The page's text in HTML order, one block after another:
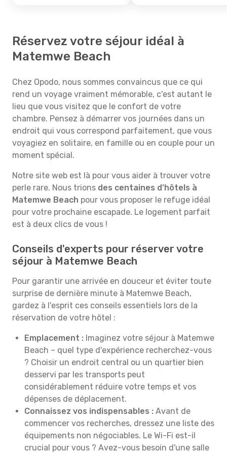
Réservez votre séjour idéal à
Matemwe Beach
Chez Opodo, nous sommes convaincus que ce qui
rend un voyage vraiment mémorable, c'est autant le
lieu que vous visitez que le confort de votre
chambre. Pensez à démarrer vos journées dans un
endroit qui vous correspond parfaitement, que vous
voyagiez en solitaire, en famille ou en couple pour un
moment spécial.
Notre site web est là pour vous aider à trouver votre
perle rare. Nous trions des centaines d'hôtels à
Matemwe Beach pour vous proposer le refuge idéal
pour votre prochaine escapade. Le logement parfait
est à deux clics de vous !
Conseils d'experts pour réserver votre
séjour à Matemwe Beach
Pour garantir une arrivée en douceur et éviter toute
surprise de dernière minute à Matemwe Beach,
gardez à l'esprit ces conseils essentiels lors de la
réservation de votre hôtel :
Emplacement : Imaginez votre séjour à Matemwe
Beach – quel type d'expérience recherchez-vous
? Choisir un endroit central ou un quartier bien
desservi par les transports peut
considérablement réduire votre temps et vos
dépenses de déplacement.
Connaissez vos indispensables : Avant de
commencer vos recherches, dressez une liste des
équipements non négociables. Le Wi-Fi est-il
crucial pour vous ? Avez-vous besoin d'une salle